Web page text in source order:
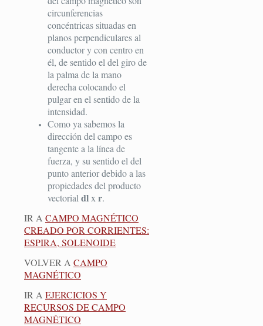
circunferencias
concéntricas situadas en
planos perpendiculares al
conductor y con centro en
él, de sentido el del giro de
la palma de la mano
derecha colocando el
pulgar en el sentido de la
intensidad.
Como ya sabemos la
dirección del campo es
tangente a la línea de
fuerza, y su sentido el del
punto anterior debido a las
propiedades del producto
vectorial dlx r.
IR A CAMPO MAGNÉTICO
CREADO POR CORRIENTES:
ESPIRA, SOLENOIDE
VOLVER A CAMPO
MAGNÉTICO
IR A EJERCICIOS Y
RECURSOS DE CAMPO
MAGNÉTICO